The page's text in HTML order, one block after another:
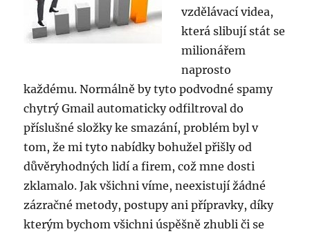
vzdělávací videa,
která slibují stát se
milionářem
naprosto
každému. Normálně by tyto podvodné spamy
chytrý Gmail automaticky odfiltroval do
příslušné složky ke smazání, problém byl v
tom, že mi tyto nabídky bohužel přišly od
důvěryhodných lidí a firem, což mne dosti
zklamalo. Jak všichni víme, neexistují žádné
zázračné metody, postupy ani přípravky, díky
kterým bychom všichni úspěšně zhubli či se